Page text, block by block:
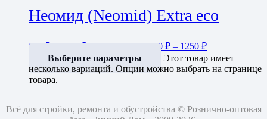
Неомид (Neomid) Extra eco
690 ₽ 1250 ₽Диапазон цен: 690 ₽ – 1250 ₽
Выберите параметры
Этот товар имеет
несколько вариаций. Опции можно выбрать на странице
товара.
Всё для стройки, ремонта и обустройства © Рознично-оптовая